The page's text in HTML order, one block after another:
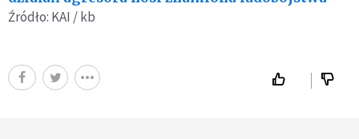
Źródło: KAI / kb